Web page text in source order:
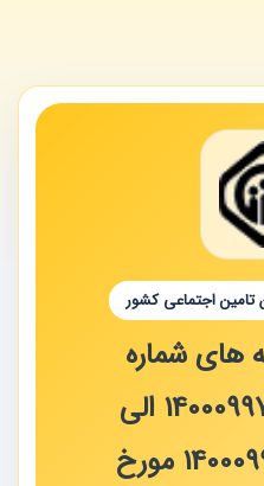
تامین اجتماعی کشور
های شماره
140009970905812656 الی
14000997090581266 مورخ